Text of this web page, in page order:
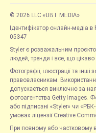
© 2026 LLC «UBT MEDIA»
Ідентифікатор онлайн-медіа в
05347
Styler є розважальним
людей, тренди і все, що
Фотографії, ілюстрації та
правовласникам.
допускається виключно за
фотоагентства Getty Images.
або підписані «Styler» чи
умовах ліцензії Creative
При повному або частковому